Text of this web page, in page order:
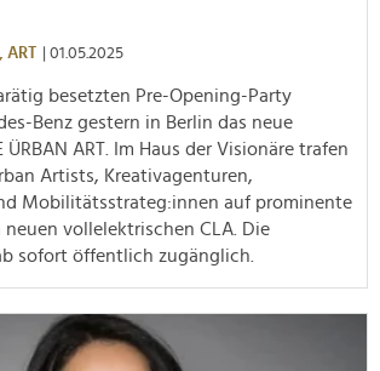
ART | 01.05.2025
besetzten Pre-Opening-Party
Benz gestern in Berlin das neue
ÜRBAN ART. Im Haus der Visionäre trafen
Artists, Kreativagenturen,
Mobilitätsstrateg:innen auf prominente
vollelektrischen CLA. Die
sofort öffentlich zugänglich.